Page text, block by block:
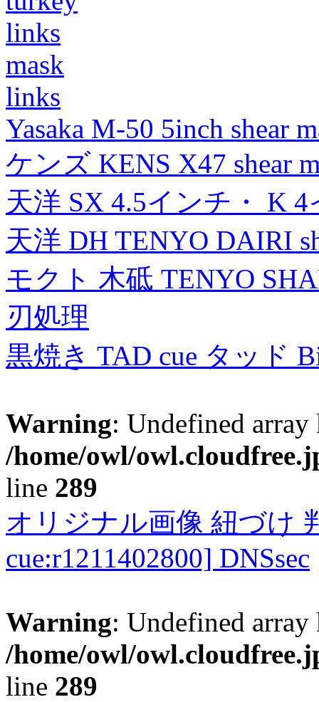
links
mask
links
Yasaka M-50 5inch shear
ケンズ KENS X47 shear
天洋 SX 4.5インチ・ K
天洋 DH TENYO DAIRI
モクト 木砥 TENYO
刃処理
黒焼き TAD cue タッド
Warning: Undefined
/home/owl/
line 289
オリジナル画像 紐づけ
cue:r1211402800] DNSsec
Warning: Undefined
/home/owl/
line 289